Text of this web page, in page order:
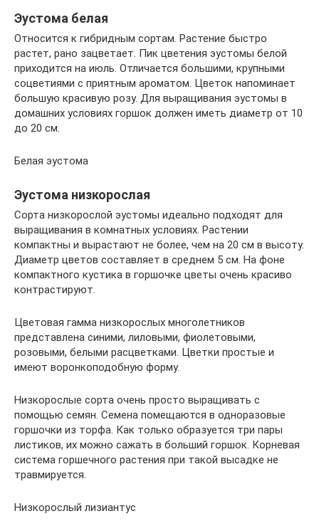
Эустома белая
Относится к гибридным сортам. Растение быстро
растет, рано зацветает. Пик цветения эустомы белой
приходится на июль. Отличается большими, крупными
соцветиями с приятным ароматом. Цветок напоминает
большую красивую розу. Для выращивания эустомы в
домашних условиях горшок должен иметь диаметр от 10
до 20 см.
Белая эустома
Эустома низкорослая
Сорта низкорослой эустомы идеально подходят для
выращивания в комнатных условиях. Растении
компактны и вырастают не более, чем на 20 см в высоту.
Диаметр цветов составляет в среднем 5 см. На фоне
компактного кустика в горшочке цветы очень красиво
контрастируют.
Цветовая гамма низкорослых многолетников
представлена синими, лиловыми, фиолетовыми,
розовыми, белыми расцветками. Цветки простые и
имеют воронкоподобную форму.
Низкорослые сорта очень просто выращивать с
помощью семян. Семена помещаются в одноразовые
горшочки из торфа. Как только образуется три пары
листиков, их можно сажать в больший горшок. Корневая
система горшечного растения при такой высадке не
травмируется.
Низкорослый лизиантус